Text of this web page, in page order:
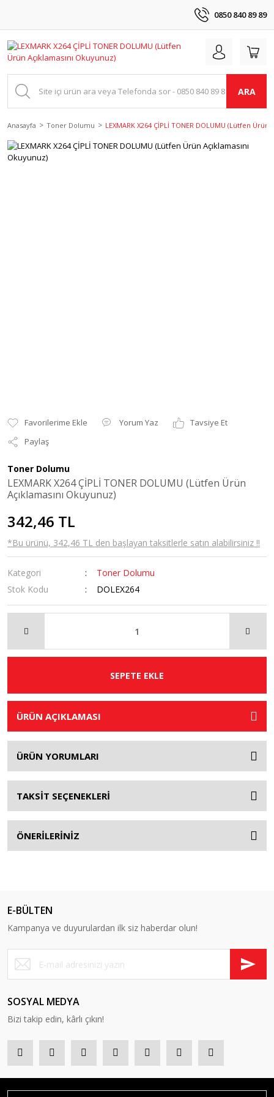
0850 840 89 89
ARA
Anasayfa Toner Dolumu LEXMARK X264 ÇİPLİ TONER DOLUMU (Lütfen Ürün
Yorum Yaz
Tavsiye Et
Paylaş
Toner Dolumu
LEXMARK X264 ÇİPLİ TONER DOLUMU (Lütfen Ürün
Açıklamasını Okuyunuz)
342,46 TL
*Bu ürünü, 342,46 TL den başlayan taksitlerle satın alabilirsiniz !!
Kategori
Toner Dolumu
Stok Kodu
DOLEX264
SEPETE EKLE
ÜRÜN AÇIKLAMASI
ÜRÜN YORUMLARI
TAKSİT SEÇENEKLERİ
ÖNERİLERİNİZ
E-BÜLTEN
Kampanya ve duyurulardan ilk siz haberdar olun!
SOSYAL MEDYA
Bizi takip edin, kârlı çıkın!